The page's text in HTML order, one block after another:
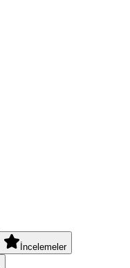
İncelemeler